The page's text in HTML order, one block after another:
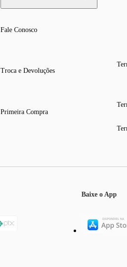
Fale Conosco
Troca e Devoluções
Primeira Compra
Baixe o App